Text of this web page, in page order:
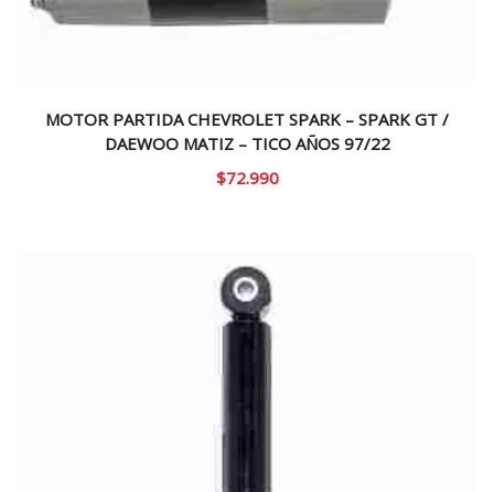
MOTOR PARTIDA CHEVROLET SPARK – SPARK GT /
DAEWOO MATIZ – TICO AÑOS 97/22
$72.990